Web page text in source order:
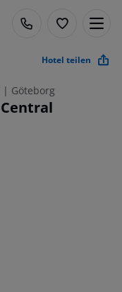
Hotel teilen
| Göteborg